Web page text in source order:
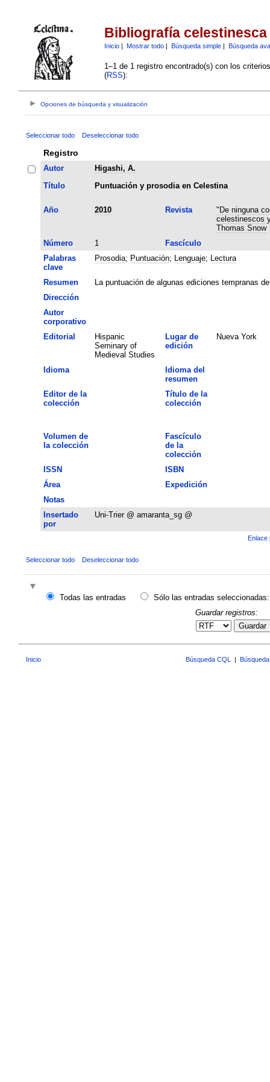
Bibliografía celestinesca
Inicio| Mostrar todo| Búsqueda simple| Búsqueda
1–1 de 1 registro encontrado(s) con los
(RSS):
Opciones de búsqueda y visualización
Seleccionar todo Deseleccionar todo
Registro
Autor
Higashi, A.
Título
Puntuación y prosodia en Celestina
Año 2010 Revista
"De ninguna
celestinescos
Thomas Snow
Número
1
Fascículo
Palabras
clave
Prosodia; Puntuación; Lenguaje; Lectura
Resumen
La puntuación de algunas ediciones tempranas
Dirección
Autor
corporativo
Editorial
Hispanic
Seminary of
Medieval Studies
Lugar de
edición
Nueva York
Idioma
Idioma del
resumen
Editor de la
colección
Título de la
colección
Volumen de
la colección
Fascículo
de la
colección
ISSN
ISBN
Área
Expedición
Notas
Insertado
por
Uni-Trier @ amaranta_sg @
Enlace
Seleccionar todo Deseleccionar todo
Todas las entradas
Sólo las entradas seleccionadas:
Guardar registros:
Guardar
Inicio Búsqueda CQL